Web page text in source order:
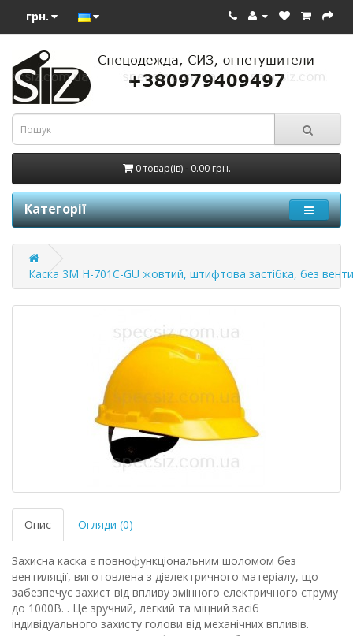
грн.
0 товар(ів) - 0.00 грн.
Категорії
Каска 3М H-701C-GU жовтий, штифтова застібка, без
Опис Огляди (0)
Захисна каска є повнофункціональним шоломом без
вентиляції, виготовлена з діелектричного матеріалу, що
забезпечує захист від впливу змінного електричного струму
до 1000В. . Це зручний, легкий та міцний засіб
індивідуального захисту голови від механічних впливів.